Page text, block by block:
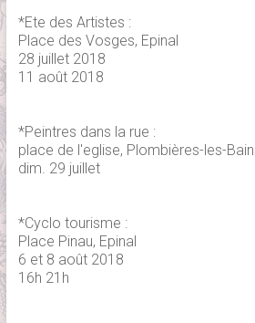
*Ete des Artistes :
Place des Vosges, Epinal
28 juillet 2018
11 août 2018
*Peintres dans la rue :
place de l'eglise, Plombières-les-
dim. 29 juillet
*Cyclo tourisme :
Place Pinau, Epinal
6 et 8 août 2018
16h 21h